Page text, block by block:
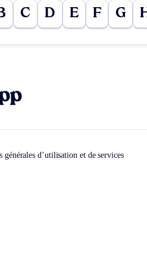
C D E F G
d’utilisation et de services